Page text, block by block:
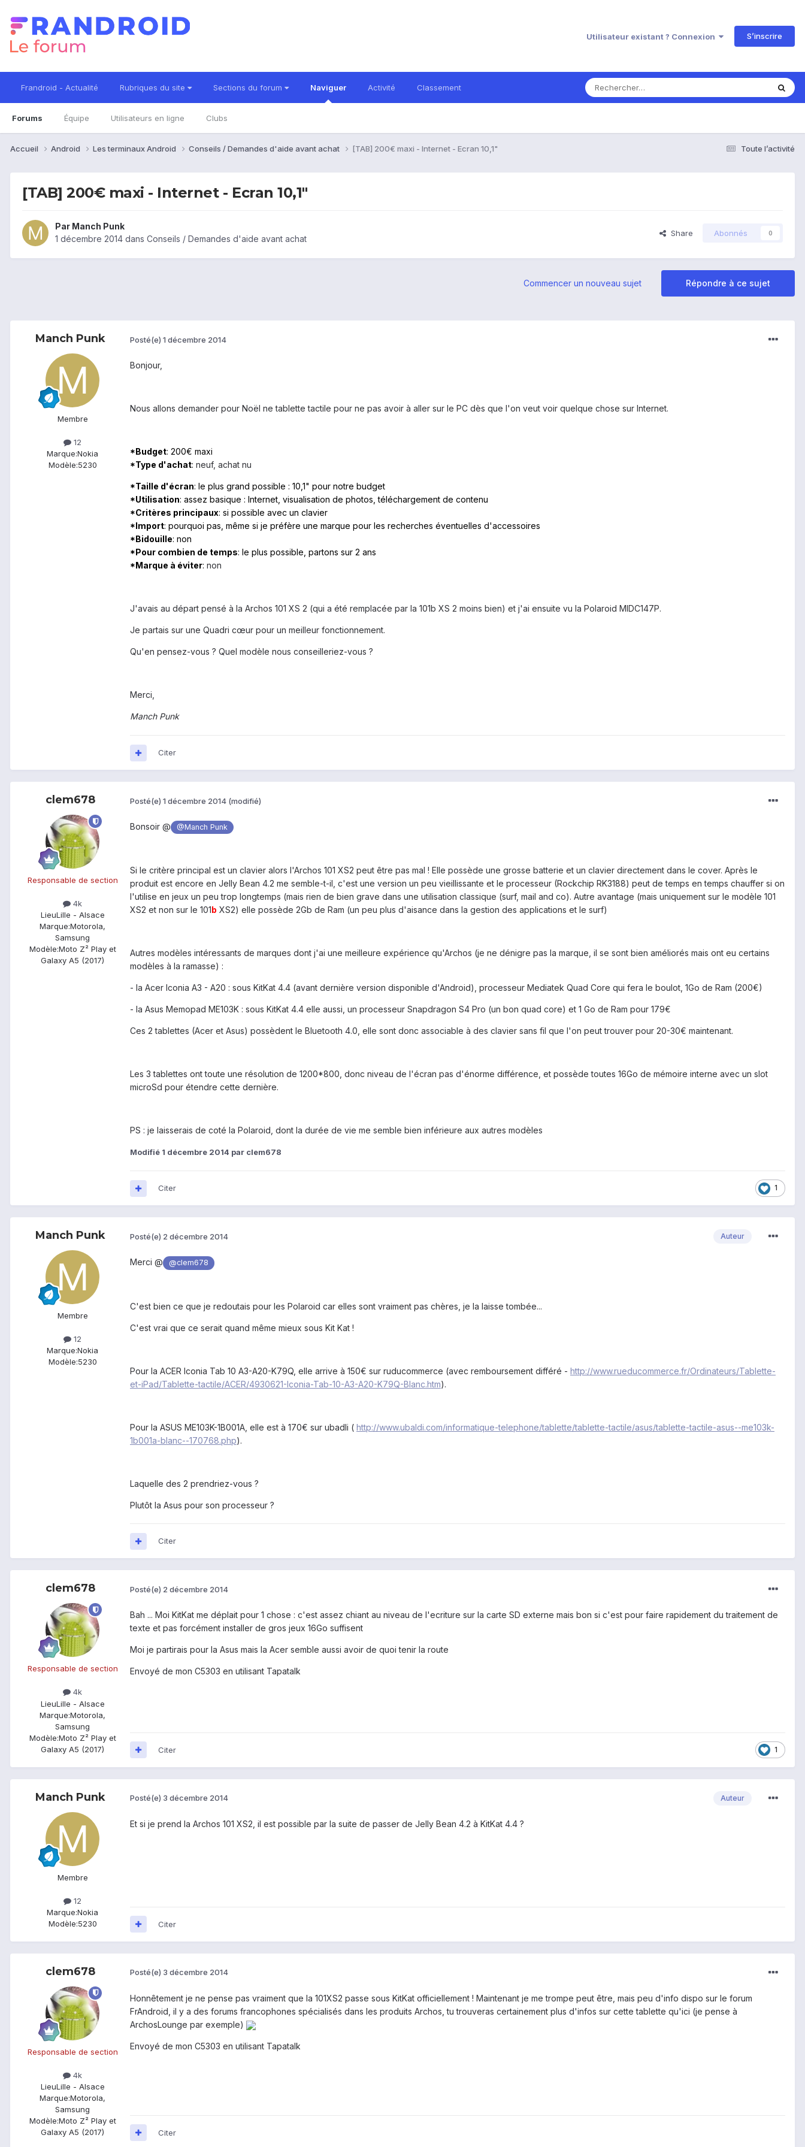
Utilisateur existant ? Connexion S’inscrire
Frandroid - Actualité Rubriques du site Sections du forum Naviguer
Forums Équipe Utilisateurs en ligne Clubs
Activité Classement
Toute l’activité
Accueil Android Les terminaux Android Conseils / Demandes d'aide avant achat [TAB] 200€ maxi - Internet - Ecran 10,1"
[TAB] 200€ maxi - Internet - Ecran 10,1"
Par Manch Punk
1 décembre 2014 dans Conseils / Demandes d'aide avant achat
Share Abonnés 0
Répondre à ce sujet
Commencer un nouveau sujet
Manch Punk
Membre
12
Marque:Nokia
Modèle:5230
Posté(e) 1 décembre 2014
Bonjour,
Nous allons demander pour Noël ne tablette tactile pour ne pas avoir à aller sur le PC dès que l'on veut voir quelque chose sur Internet.
*Budget: 200€ maxi
*Type d'achat: neuf, achat nu
*Taille d'écran: le plus grand possible : 10,1" pour notre budget
*Utilisation: assez basique : Internet, visualisation de photos, téléchargement de contenu
*Critères principaux: si possible avec un clavier
*Import: pourquoi pas, même si je préfère une marque pour les recherches éventuelles d'accessoires
*Bidouille: non
*Pour combien de temps: le plus possible, partons sur 2 ans
*Marque à éviter: non
J'avais au départ pensé à la Archos 101 XS 2 (qui a été remplacée par la 101b XS 2 moins bien) et j'ai ensuite vu la Polaroid MIDC147P.
Je partais sur une Quadri cœur pour un meilleur fonctionnement.
Qu'en pensez-vous ? Quel modèle nous conseilleriez-vous ?
Merci,
Manch Punk
Citer
clem678
Responsable de section
4k
LieuLille - Alsace
Marque:Motorola,
Samsung
Modèle:Moto Z² Play et
Galaxy A5 (2017)
Posté(e) 1 décembre 2014 (modifié)
Bonsoir @ @Manch Punk
Si le critère principal est un clavier alors l'Archos 101 XS2 peut être pas mal ! Elle possède une grosse batterie et un clavier directement dans le cover. Après le
produit est encore en Jelly Bean 4.2 me semble-t-il, c'est une version un peu vieillissante et le processeur (Rockchip RK3188) peut de temps en temps chauffer si on
l'utilise en jeux un peu trop longtemps (mais rien de bien grave dans une utilisation classique (surf, mail and co). Autre avantage (mais uniquement sur le modèle 101
XS2 et non sur le 101b XS2) elle possède 2Gb de Ram (un peu plus d'aisance dans la gestion des applications et le surf)
Autres modèles intéressants de marques dont j'ai une meilleure expérience qu'Archos (je ne dénigre pas la marque, il se sont bien améliorés mais ont eu certains
modèles à la ramasse) :
- la Acer Iconia A3 - A20 : sous KitKat 4.4 (avant dernière version disponible d'Android), processeur Mediatek Quad Core qui fera le boulot, 1Go de Ram (200€)
- la Asus Memopad ME103K : sous KitKat 4.4 elle aussi, un processeur Snapdragon S4 Pro (un bon quad core) et 1 Go de Ram pour 179€
Ces 2 tablettes (Acer et Asus) possèdent le Bluetooth 4.0, elle sont donc associable à des clavier sans fil que l'on peut trouver pour 20-30€ maintenant.
Les 3 tablettes ont toute une résolution de 1200*800, donc niveau de l'écran pas d'énorme différence, et possède toutes 16Go de mémoire interne avec un slot
microSd pour étendre cette dernière.
PS : je laisserais de coté la Polaroid, dont la durée de vie me semble bien inférieure aux autres modèles
Modifié 1 décembre 2014 par clem678
1
Citer
Manch Punk
Membre
12
Marque:Nokia
Modèle:5230
Auteur
Posté(e) 2 décembre 2014
Merci @ @clem678
C'est bien ce que je redoutais pour les Polaroid car elles sont vraiment pas chères, je la laisse tombée...
C'est vrai que ce serait quand même mieux sous Kit Kat !
Pour la ACER Iconia Tab 10 A3-A20-K79Q , elle arrive à 150€ sur ruducommerce (avec remboursement différé - http://www.rueducommerce.fr/Ordinateurs/Tablette-
et-iPad/Tablette-tactile/ACER/4930621-Iconia-Tab-10-A3-A20-K79Q-Blanc.htm).
Pour la ASUS ME103K-1B001A, elle est à 170€ sur ubadli ( http://www.ubaldi.com/informatique-telephone/tablette/tablette-tactile/asus/tablette-tactile-asus--me103k-
1b001a-blanc--170768.php).
Laquelle des 2 prendriez-vous ?
Plutôt la Asus pour son processeur ?
Citer
clem678
Responsable de section
4k
LieuLille - Alsace
Marque:Motorola,
Samsung
Modèle:Moto Z² Play et
Galaxy A5 (2017)
Posté(e) 2 décembre 2014
Bah ... Moi KitKat me déplait pour 1 chose : c'est assez chiant au niveau de l'ecriture sur la carte SD externe mais bon si c'est pour faire rapidement du traitement de
texte et pas forcément installer de gros jeux 16Go suffisent
Moi je partirais pour la Asus mais la Acer semble aussi avoir de quoi tenir la route
Envoyé de mon C5303 en utilisant Tapatalk
1
Citer
Manch Punk
Membre
12
Marque:Nokia
Modèle:5230
Auteur
Posté(e) 3 décembre 2014
Et si je prend la Archos 101 XS2, il est possible par la suite de passer de Jelly Bean 4.2 à KitKat 4.4 ?
Citer
clem678
Responsable de section
4k
LieuLille - Alsace
Marque:Motorola,
Samsung
Modèle:Moto Z² Play et
Galaxy A5 (2017)
Posté(e) 3 décembre 2014
Honnêtement je ne pense pas vraiment que la 101XS2 passe sous KitKat officiellement ! Maintenant je me trompe peut être, mais peu d'info dispo sur le forum
FrAndroid, il y a des forums francophones spécialisés dans les produits Archos, tu trouveras certainement plus d'infos sur cette tablette qu'ici (je pense à
ArchosLounge par exemple)
Envoyé de mon C5303 en utilisant Tapatalk
Citer